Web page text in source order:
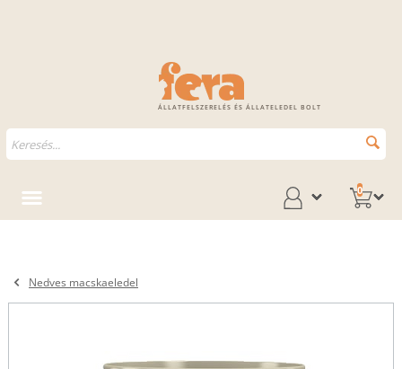
ÁLLATFELSZERELÉS ÉS ÁLLATELEDEL BOLT
0
Nedves macskaeledel